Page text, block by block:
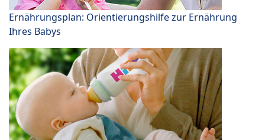
Ernährungsplan: Orientierungshilfe zur Ernährung
Ihres Babys